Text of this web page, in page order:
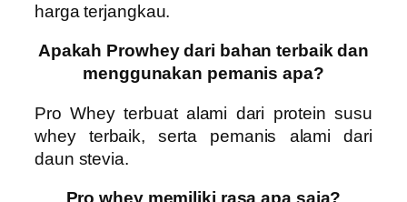
harga terjangkau.
Apakah Prowhey dari bahan terbaik dan
menggunakan pemanis apa?
Pro Wheyterbuat alami dari protein susu
whey terbaik, serta pemanis alami dari
daun stevia.
Pro whey memiliki rasa apa saja?